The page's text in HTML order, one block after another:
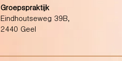
Groepspraktijk
Eindhoutseweg 39B,
2440 Geel